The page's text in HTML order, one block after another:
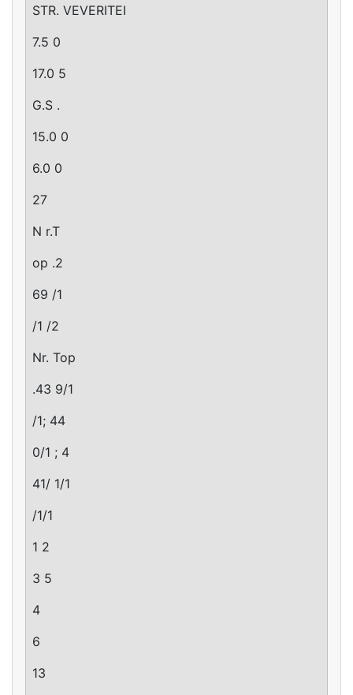
STR. VEVERITEI
7.5 0
17.0 5
G.S .
15.0 0
6.0 0
27
N r.T
op .2
69 /1
/1 /2
Nr. Top
.43 9/1
/1; 44
0/1 ; 4
41/ 1/1
/1/1
1 2
3 5
4
6
13